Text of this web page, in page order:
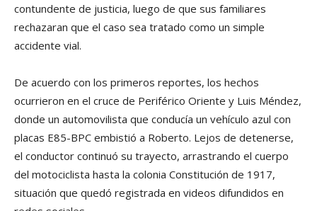
contundente de justicia, luego de que sus familiares
rechazaran que el caso sea tratado como un simple
accidente vial.
De acuerdo con los primeros reportes, los hechos
ocurrieron en el cruce de Periférico Oriente y Luis Méndez,
donde un automovilista que conducía un vehículo azul con
placas E85-BPC embistió a Roberto. Lejos de detenerse,
el conductor continuó su trayecto, arrastrando el cuerpo
del motociclista hasta la colonia Constitución de 1917,
situación que quedó registrada en videos difundidos en